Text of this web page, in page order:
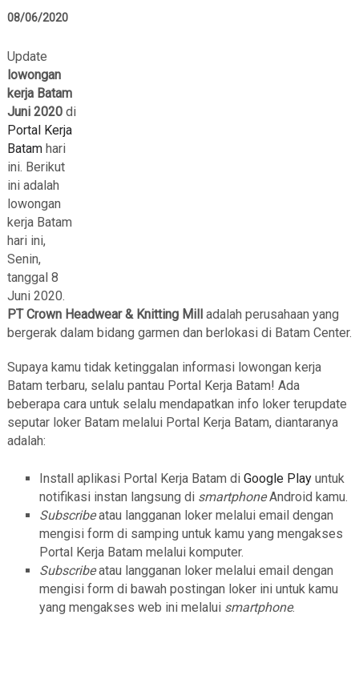
08/06/2020
Update
lowongan
kerja Batam
Juni 2020di
Portal Kerja
Batamhari
ini. Berikut
ini adalah
lowongan
kerja Batam
hari ini,
Senin,
tanggal 8
Juni 2020.
PT Crown Headwear & Knitting Milladalah perusahaan yang
bergerak dalam bidang garmen dan berlokasi di Batam Center.
Supaya kamu tidak ketinggalan informasi lowongan kerja
Batam terbaru, selalu pantau Portal Kerja Batam! Ada
beberapa cara untuk selalu mendapatkan info loker terupdate
seputar loker Batam melalui Portal Kerja Batam, diantaranya
adalah:
Install aplikasi Portal Kerja Batam di Google Playuntuk
notifikasi instan langsung di smartphoneAndroid kamu.
Subscribeatau langganan loker melalui email dengan
mengisi form di samping untuk kamu yang mengakses
Portal Kerja Batam melalui komputer.
Subscribeatau langganan loker melalui email dengan
mengisi form di bawah postingan loker ini untuk kamu
yang mengakses web ini melalui smartphone.